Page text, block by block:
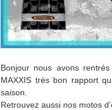
Bonjour nous avons
MAXXIS très bon rapport
saison.
Retrouvez aussi nos motos